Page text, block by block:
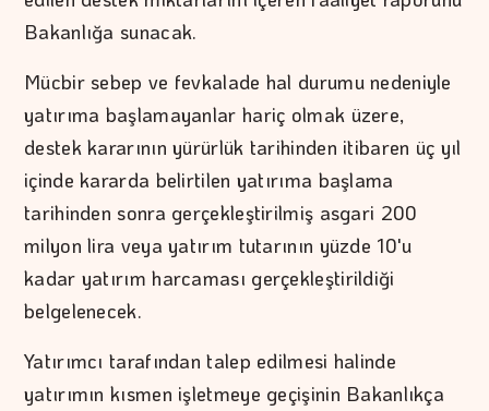
Bakanlığa sunacak.
Mücbir sebep ve fevkalade hal durumu nedeniyle
yatırıma başlamayanlar hariç olmak üzere,
destek kararının yürürlük tarihinden itibaren üç yıl
içinde kararda belirtilen yatırıma başlama
tarihinden sonra gerçekleştirilmiş asgari 200
milyon lira veya yatırım tutarının yüzde 10'u
kadar yatırım harcaması gerçekleştirildiği
belgelenecek.
Yatırımcı tarafından talep edilmesi halinde
yatırımın kısmen işletmeye geçişinin Bakanlıkça